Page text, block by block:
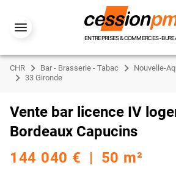
ENTREPRISES & COMMERCES -
CHR Bar - Brasserie - Tabac Nouvelle-
33 Gironde
Vente bar licence IV
Bordeaux Capucins
144 040 € | 50 m²